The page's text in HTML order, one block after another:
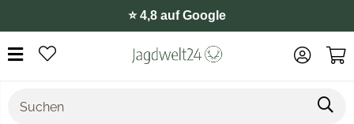
⭐️ 4,8 auf Google